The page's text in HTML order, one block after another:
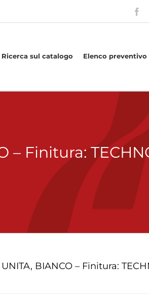
Ricerca sul catalogo Elenco preventivo
– Finitura:
BIANCO – Finitura: